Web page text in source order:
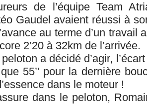
de l’équipe Team
Gaudel avaient réussi à
au terme d’un
2’20 à 32km de l’arrivée.
a décidé d’agir,
55’’ pour la dernière
dans le moteur !
dans le peloton,